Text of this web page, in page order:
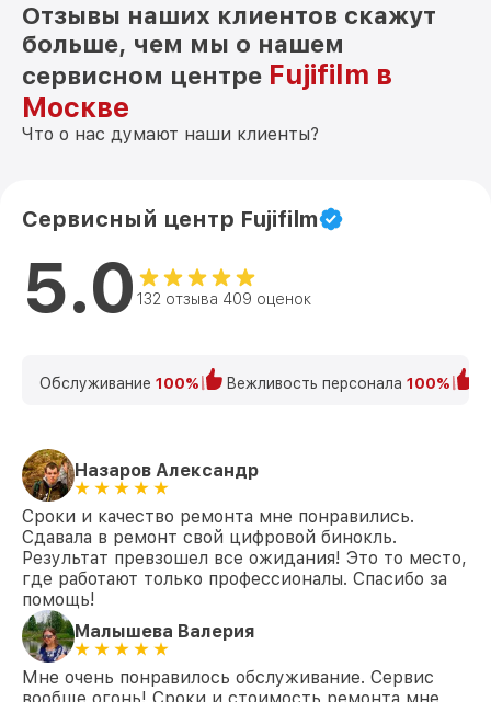
Отзывы наших клиентов скажут
больше, чем мы о нашем
сервисном центре Fujifilm в
Москве
Что о нас думают наши клиенты?
Сервисный центр Fujifilm
5.0 132 отзыва 409 оценок
Обслуживание 100% Вежливость персонала 100%
Назаров Александр
Сроки и качество ремонта мне понравились.
Сдавала в ремонт свой цифровой бинокль.
Результат превзошел все ожидания! Это то место,
где работают только профессионалы. Спасибо за
помощь!
Малышева Валерия
Мне очень понравилось обслуживание. Сервис